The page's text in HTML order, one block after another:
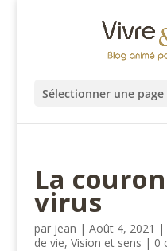
Sélectionner une page
La
virus
par jean | Août 4, 2021 |
de vie, Vision et sens | 0